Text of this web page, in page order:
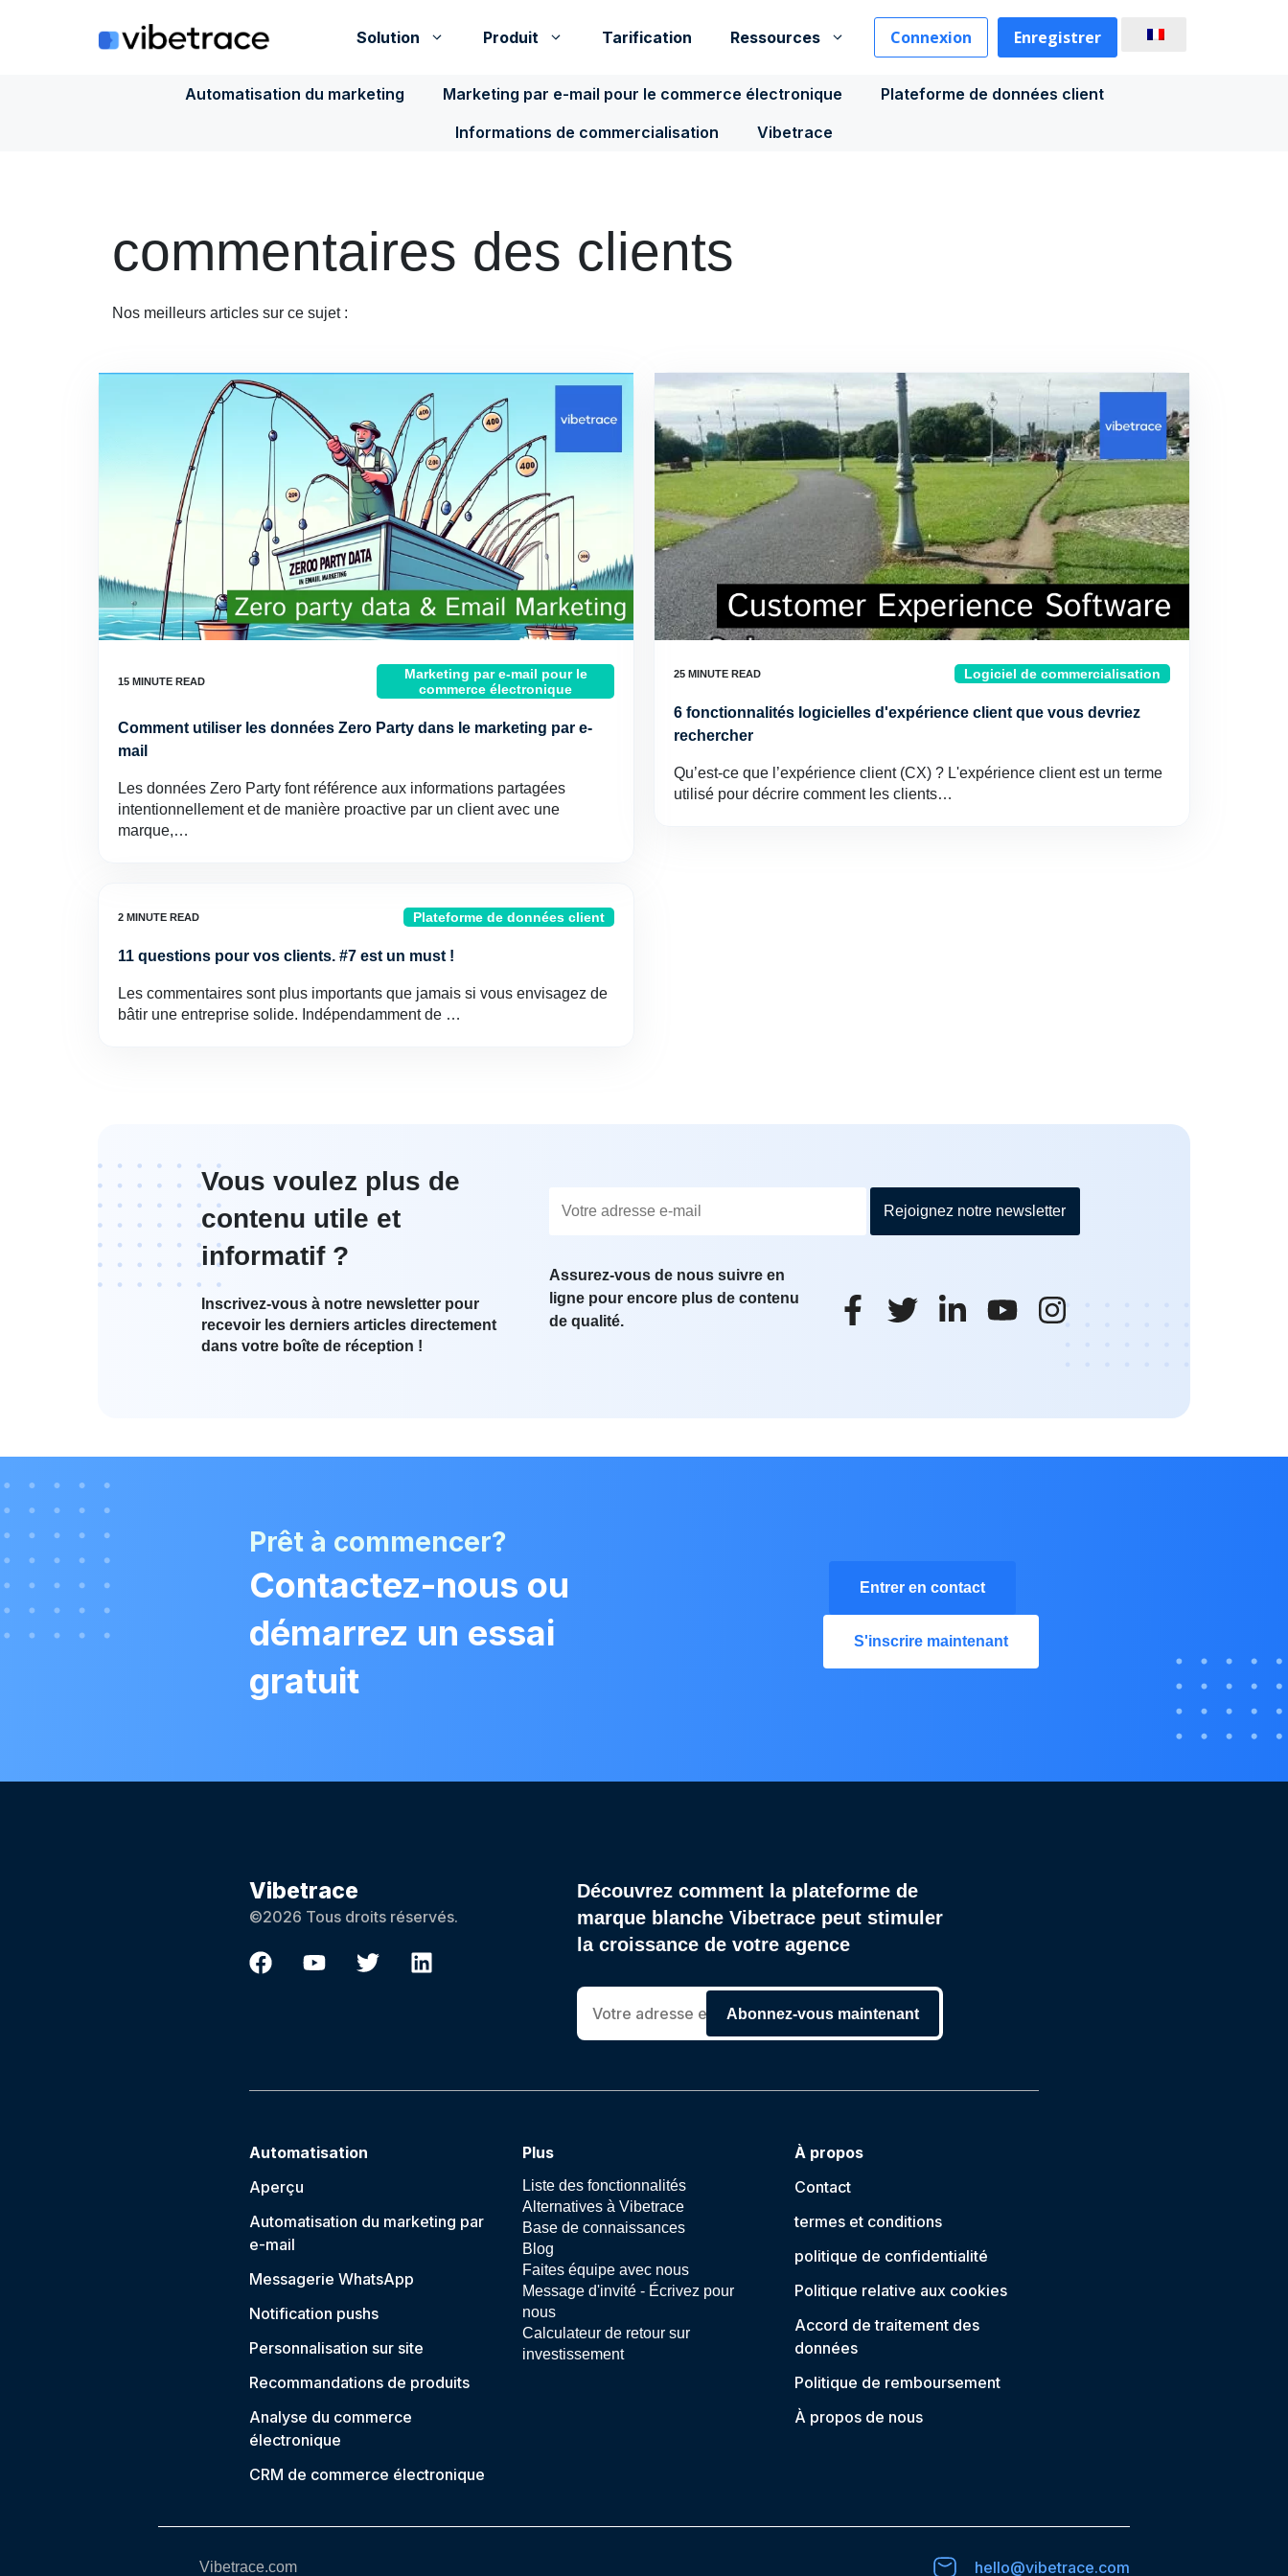
Solution Produit Tarification Ressources Connexion Enregistrer
Automatisation du marketing Marketing par e-mail pour le commerce électronique
Plateforme de données client
Informations de commercialisation
Vibetrace
commentaires des clients
Nos meilleurs articles sur ce sujet :
Marketing par e-mail pour le
commerce électronique
Comment utiliser les données Zero Party dans le marketing par e-
mail
Les données Zero Party font référence aux informations partagées
intentionnellement et de manière proactive par un client avec une
marque,…
Logiciel de commercialisation
6 fonctionnalités logicielles d'expérience client que vous devriez
rechercher
Qu’est-ce que l’expérience client (CX) ? L'expérience client est un terme
utilisé pour décrire comment les clients…
Plateforme de données client
11 questions pour vos clients. #7 est un must !
Les commentaires sont plus importants que jamais si vous envisagez de
bâtir une entreprise solide. Indépendamment de …
Vous voulez plus de
contenu utile et
informatif ?
Inscrivez-vous à notre newsletter pour
recevoir les derniers articles directement
dans votre boîte de réception !
Rejoignez notre newsletter
Assurez-vous de nous suivre en
ligne pour encore plus de contenu
de qualité.
Prêt à commencer?
Contactez-nous ou
démarrez un essai
gratuit
Entrer en contact
S'inscrire maintenant
Vibetrace
©2026 Tous droits réservés.
Découvrez comment la plateforme de
marque blanche Vibetrace peut stimuler
la croissance de votre agence
Abonnez-vous maintenant
Automatisation
Aperçu
Automatisation du marketing par
e-mail
Messagerie WhatsApp
Notification pushs
Personnalisation sur site
Recommandations de produits
Analyse du commerce
électronique
CRM de commerce électronique
Plus
Liste des fonctionnalités
Alternatives à Vibetrace
Base de connaissances
Blog
Faites équipe avec nous
Message d'invité - Écrivez pour
nous
Calculateur de retour sur
investissement
À propos
Contact
termes et conditions
politique de confidentialité
Politique relative aux cookies
Accord de traitement des
données
Politique de remboursement
À propos de nous
Vibetrace.com hello@vibetrace.com